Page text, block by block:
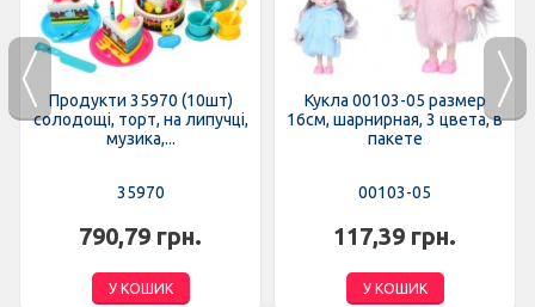
Продукти 35970 (10шт)
солодощі, торт, на липучці,
музика,...
35970
790,79 грн.
У КОШИК
Кукла 00103-05 размер
16см, шарнирная, 3 цвета, в
пакете
00103-05
117,39 грн.
У КОШИК